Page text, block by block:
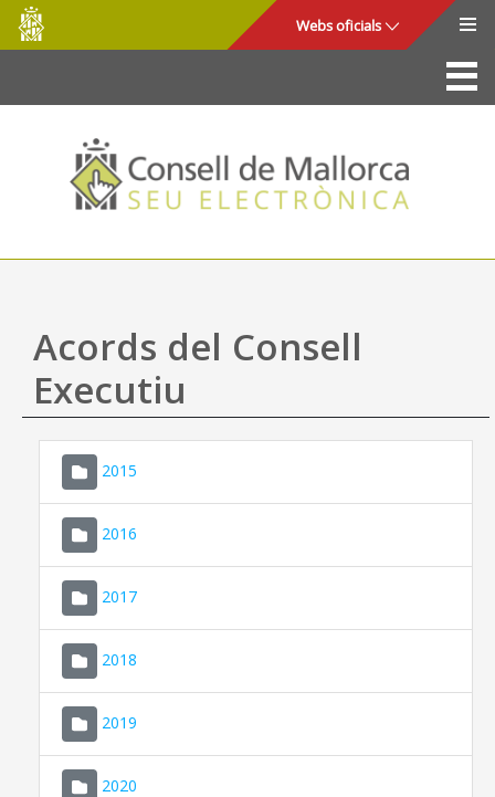
Salta al contingut principal
Consell
de
Mallorca
Webs oficials
La Seu
Consell de Mallorca
Accés i seguretat
Utilitats
Ajuda
Acords del Consell
Executiu
2015
2016
2017
2018
2019
2020